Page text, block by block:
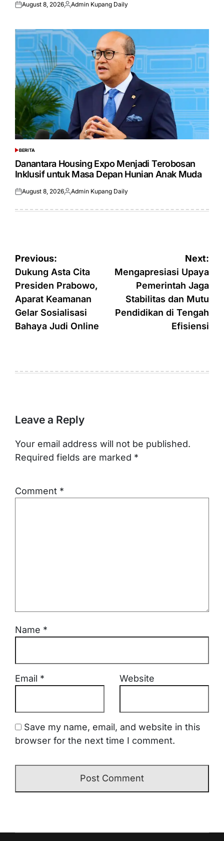
Posted
August 8, 2026Posted
Admin Kupang Daily
POSTED
IN
BERITA
Danantara Housing Expo Menjadi Terobosan
Inklusif untuk Masa Depan Hunian Anak Muda
Posted
August 8, 2026Posted
Admin Kupang Daily
Post
navigation
Previous:
Dukung Asta Cita
Presiden Prabowo,
Aparat Keamanan
Gelar Sosialisasi
Bahaya Judi Online
Next:
Mengapresiasi Upaya
Pemerintah Jaga
Stabilitas dan Mutu
Pendidikan di Tengah
Efisiensi
Leave a Reply
Your email address will not be published.
Required fields are marked *
Comment *
Name *
Email * Website
Save my name, email, and website in this
browser for the next time I comment.